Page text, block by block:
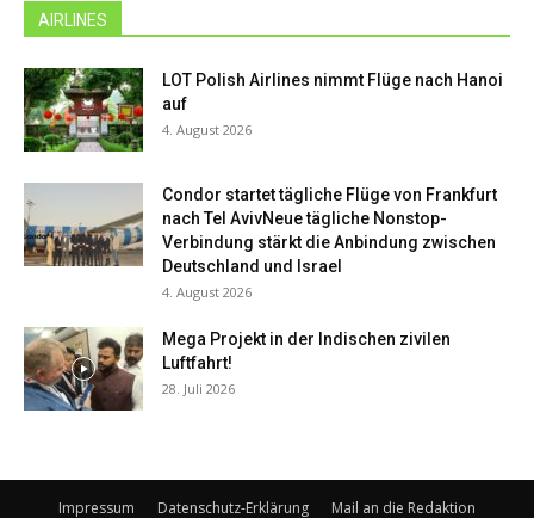
AIRLINES
LOT Polish Airlines nimmt Flüge nach Hanoi
auf
4. August 2026
Condor startet tägliche Flüge von Frankfurt
nach Tel AvivNeue tägliche Nonstop-
Verbindung stärkt die Anbindung zwischen
Deutschland und Israel
4. August 2026
Mega Projekt in der Indischen zivilen
Luftfahrt!
28. Juli 2026
Impressum Datenschutz-Erklärung Mail an die Redaktion